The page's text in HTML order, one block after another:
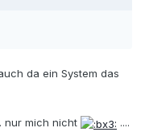
da ein System das
nur mich nicht
....